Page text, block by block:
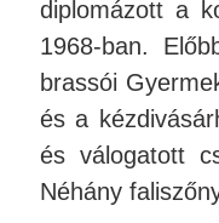
diplomázott a
1968-ban.
brassói
és a
és válogatott
Néhány